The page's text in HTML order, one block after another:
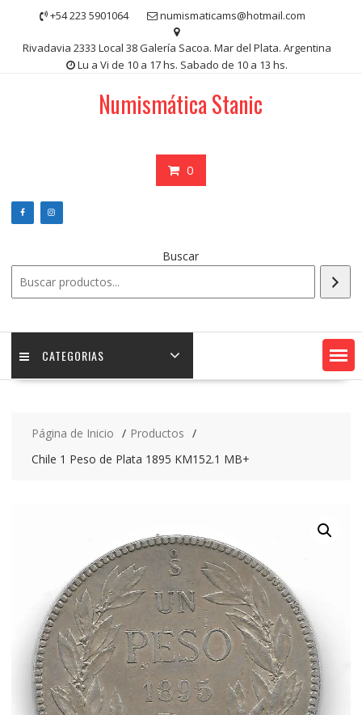
contenido
+54 223 5901064 numismaticams@hotmail.com
Rivadavia 2333 Local 38 Galería Sacoa. Mar del Plata. Argentina
Lu a Vi de 10 a 17 hs. Sabado de 10 a 13 hs.
Numismática Stanic
0
Buscar
CATEGORIAS
Página de Inicio
Productos
Chile 1 Peso de Plata 1895 KM152.1 MB+